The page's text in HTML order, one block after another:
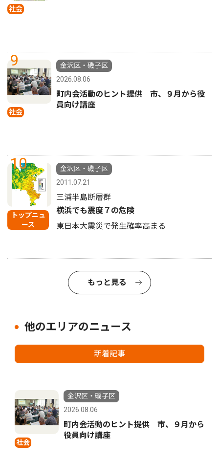
社会
9
社会
金沢区・磯子区
2026.08.06
町内会活動のヒント提供 市、９月から役
員向け講座
10
トップニュ
ース
金沢区・磯子区
2011.07.21
三浦半島断層群
横浜でも震度７の危険
東日本大震災で発生確率高まる
もっと見る
他のエリアのニュース
新着記事
社会
金沢区・磯子区
2026.08.06
町内会活動のヒント提供 市、９月から
役員向け講座